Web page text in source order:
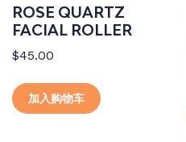
ROSE QUARTZ
FACIAL ROLLER
$45.00
加入购物车